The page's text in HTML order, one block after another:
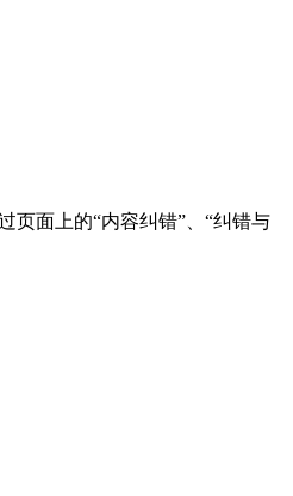
页面上的“内容纠错”、“纠错与